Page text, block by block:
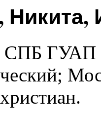
СПБ ГУАП